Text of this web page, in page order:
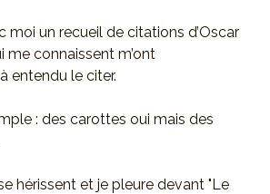
moi un recueil de citations d’Oscar
me connaissent m’ont
entendu le citer.
: des carottes oui mais des
hérissent et je pleure devant "Le